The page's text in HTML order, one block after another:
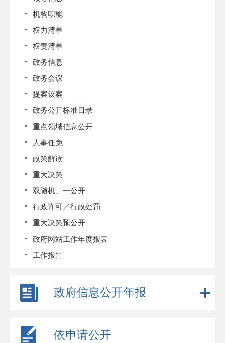
机构职能
权力清单
权责清单
政务信息
政务会议
提案议案
政务公开标准目录
重点领域信息公开
人事任免
政策解读
重大决策
双随机、一公开
行政许可／行政处罚
重大决策预公开
政府网站工作年度报表
工作报告
政府信息公开年报
依申请公开